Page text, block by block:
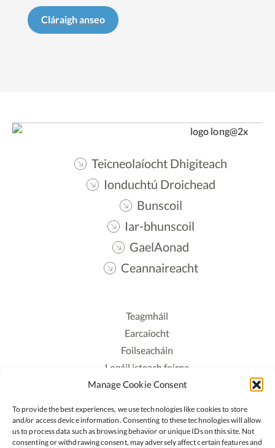
Manage Cookie Consent
To provide the best experiences, we use technologies like cookies to store
and/or access device information. Consenting to these technologies will allow
us to process data such as browsing behavior or unique IDs on this site. Not
consenting or withdrawing consent, may adversely affect certain features and
Cláraigh anseo
Teicneolaíocht Dhigiteach
Ionduchtú Droichead
Bunscoil
Iar-bhunscoil
GaelAonad
Ceannaireacht
Teagmháil
Earcaíocht
Foilseacháin
Logáil isteach foirne
Polasaí Príobháideachais
Rochtain
Lean: